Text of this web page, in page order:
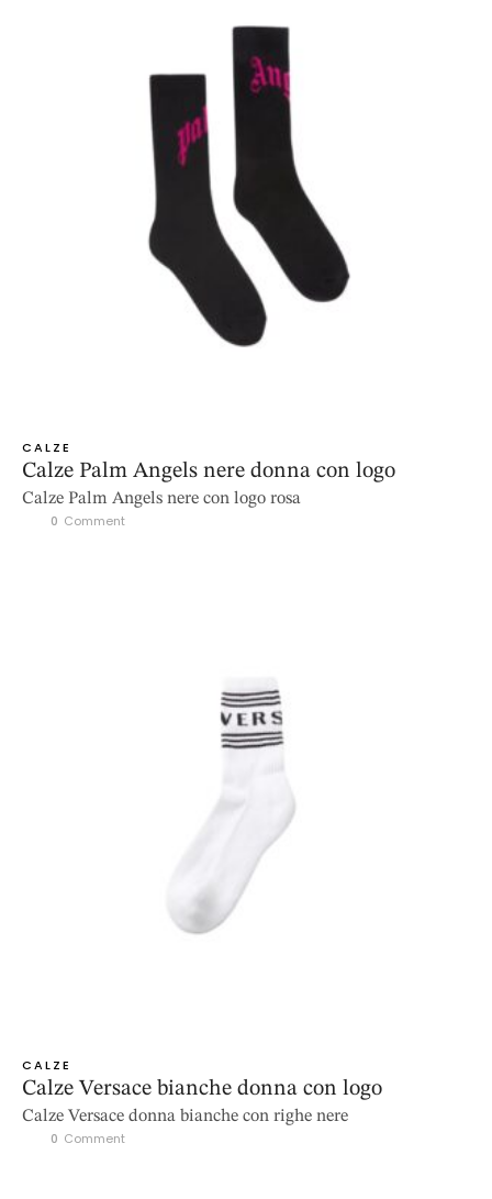
CALZE
Calze Palm Angels nere donna con logo
Calze Palm Angels nere con logo rosa
0 Comment
CALZE
Calze Versace bianche donna con logo
Calze Versace donna bianche con righe nere
0 Comment